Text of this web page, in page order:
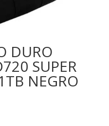
DURO
SUPER
NEGRO